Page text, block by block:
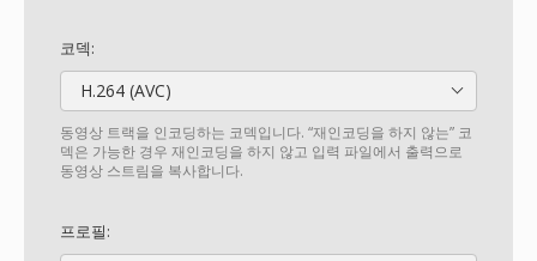
코덱:
H.264 (AVC)
동영상 트랙을 인코딩하는 코덱입니다. “재인코딩을 하지 않는” 코
덱은 가능한 경우 재인코딩을 하지 않고 입력 파일에서 출력으로
동영상 스트림을 복사합니다.
프로필: